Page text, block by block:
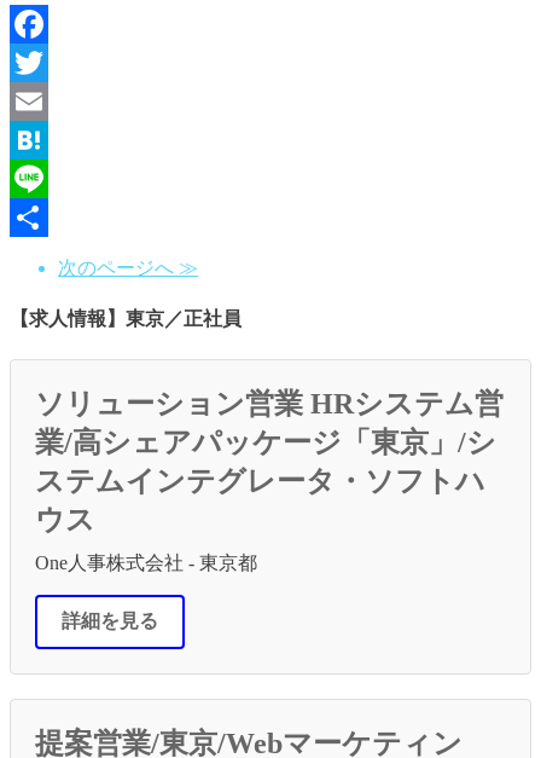
Facebook
Twitter
Email
Hatena
Line
次のページへ ≫
【求人情報】東京／正社員
ソリューション営業 HRシステム営
業/高シェアパッケージ「東京」/シ
ステムインテグレータ・ソフトハ
ウス
One人事株式会社 - 東京都
詳細を見る
提案営業/東京/Webマーケティン